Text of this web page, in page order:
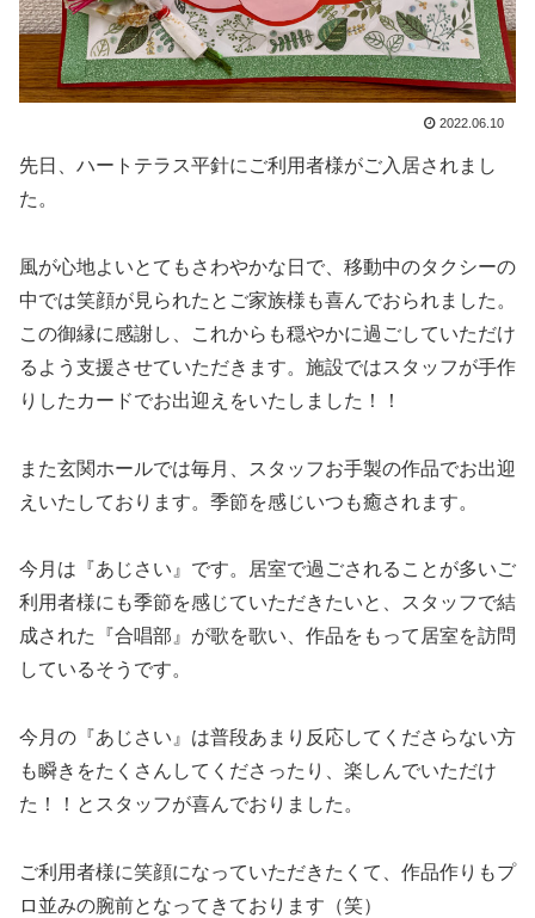
2022.06.10
先日、ハートテラス平針にご利用者様がご入居されまし
た。
風が心地よいとてもさわやかな日で、移動中のタクシーの
中では笑顔が見られたとご家族様も喜んでおられました。
この御縁に感謝し、これからも穏やかに過ごしていただけ
るよう支援させていただきます。施設ではスタッフが手作
りしたカードでお出迎えをいたしました！！
また玄関ホールでは毎月、スタッフお手製の作品でお出迎
えいたしております。季節を感じいつも癒されます。
今月は『あじさい』です。居室で過ごされることが多いご
利用者様にも季節を感じていただきたいと、スタッフで結
成された『合唱部』が歌を歌い、作品をもって居室を訪問
しているそうです。
今月の『あじさい』は普段あまり反応してくださらない方
も瞬きをたくさんしてくださったり、楽しんでいただけ
た！！とスタッフが喜んでおりました。
ご利用者様に笑顔になっていただきたくて、作品作りもプ
ロ並みの腕前となってきております（笑）